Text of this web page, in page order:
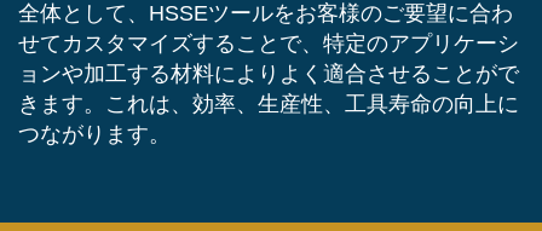
全体として、HSSEツールをお客様のご要望に合わ
せてカスタマイズすることで、特定のアプリケーシ
ョンや加工する材料によりよく適合させることがで
きます。これは、効率、生産性、工具寿命の向上に
つながります。